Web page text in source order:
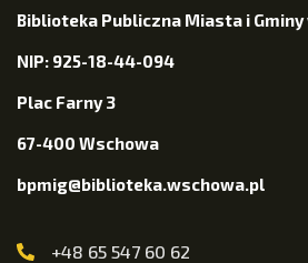
Biblioteka Publiczna Miasta i
NIP: 925-18-44-094
Plac Farny 3
67-400 Wschowa
bpmig@biblioteka.wschowa.pl
+48 65 547 60 62